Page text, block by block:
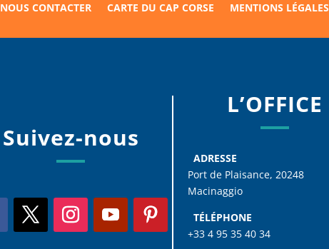
NOUS CONTACTER CARTE DU CAP CORSE MENTIONS LÉGALES
Suivez-nous
L’OFFICE
ADRESSE
Port de Plaisance, 20248
Macinaggio
TÉLÉPHONE
+33 4 95 35 40 34